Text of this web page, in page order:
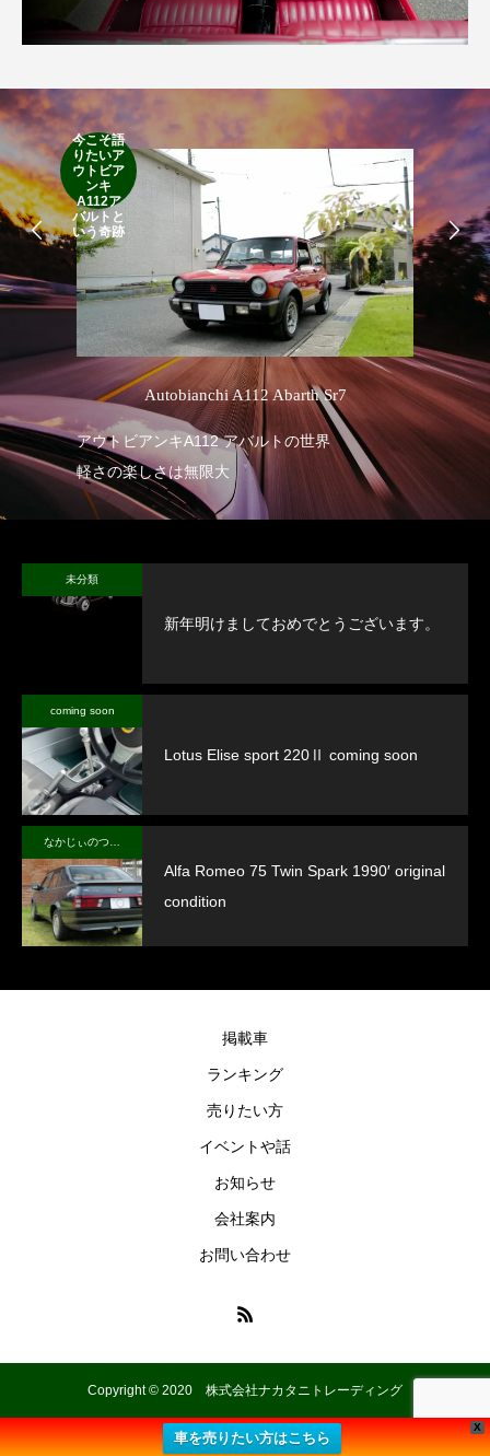
今こそ語
りたいア
ウトビア
ンキ
A112ア
バルトと
いう奇跡
Autobianchi A112 Abarth Sr7
アウトビアンキA112 アバルトの世界
軽さの楽しさは無限大
未分類
新年明けましておめでとうございます。
coming soon
Lotus Elise sport 220Ⅱ coming soon
Alfa Romeo 75 Twin Spark 1990′ original
condition
掲載車
ランキング
売りたい方
イベントや話
お知らせ
会社案内
お問い合わせ
Copyright © 2020 株式会社ナカタニトレーディング
X
車を売りたい方はこちら